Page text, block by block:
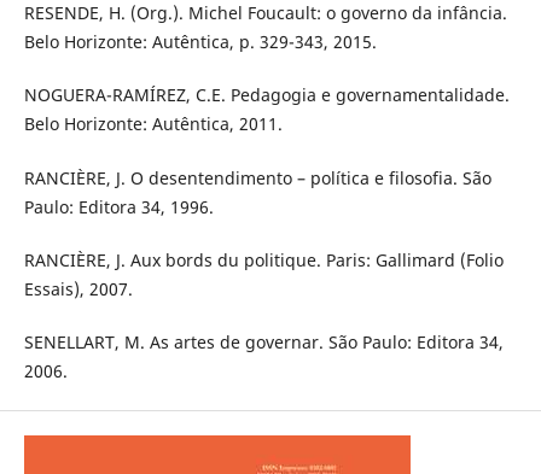
RESENDE, H. (Org.). Michel Foucault: o governo da infância.
Belo Horizonte: Autêntica, p. 329-343, 2015.
NOGUERA-RAMÍREZ, C.E. Pedagogia e governamentalidade.
Belo Horizonte: Autêntica, 2011.
RANCIÈRE, J. O desentendimento – política e filosofia. São
Paulo: Editora 34, 1996.
RANCIÈRE, J. Aux bords du politique. Paris: Gallimard (Folio
Essais), 2007.
SENELLART, M. As artes de governar. São Paulo: Editora 34,
2006.